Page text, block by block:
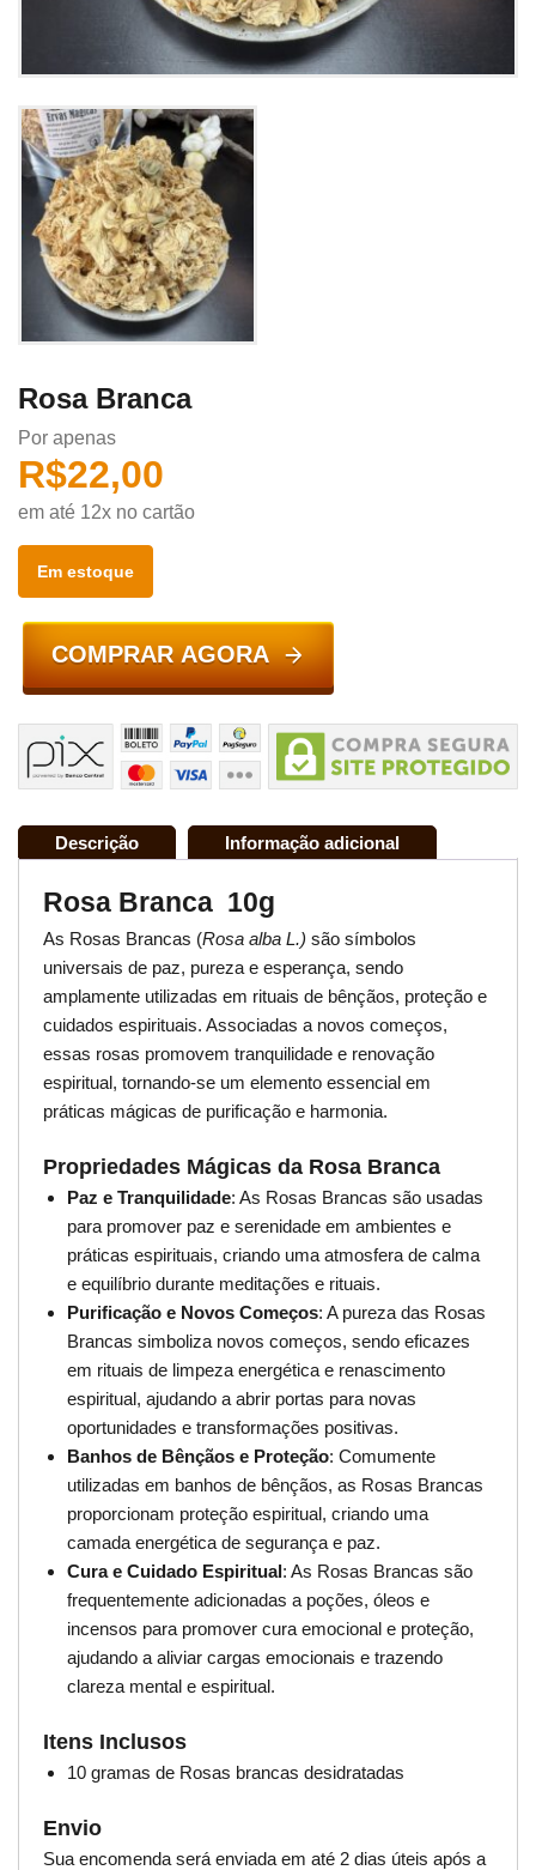
Rosa Branca
Por apenas
R$22,00
em até 12x no cartão
Em estoque
COMPRAR AGORA
Descrição Informação adicional
Rosa Branca 10g
As Rosas Brancas (Rosa alba L.) são símbolos
universais de paz, pureza e esperança, sendo
amplamente utilizadas em rituais de bênçãos, proteção e
cuidados espirituais. Associadas a novos começos,
essas rosas promovem tranquilidade e renovação
espiritual, tornando-se um elemento essencial em
práticas mágicas de purificação e harmonia.
Propriedades Mágicas da Rosa Branca
Paz e Tranquilidade: As Rosas Brancas são usadas
para promover paz e serenidade em ambientes e
práticas espirituais, criando uma atmosfera de calma
e equilíbrio durante meditações e rituais.
Purificação e Novos Começos: A pureza das Rosas
Brancas simboliza novos começos, sendo eficazes
em rituais de limpeza energética e renascimento
espiritual, ajudando a abrir portas para novas
oportunidades e transformações positivas.
Banhos de Bênçãos e Proteção: Comumente
utilizadas em banhos de bênçãos, as Rosas Brancas
proporcionam proteção espiritual, criando uma
camada energética de segurança e paz.
Cura e Cuidado Espiritual: As Rosas Brancas são
frequentemente adicionadas a poções, óleos e
incensos para promover cura emocional e proteção,
ajudando a aliviar cargas emocionais e trazendo
clareza mental e espiritual.
Itens Inclusos
10 gramas de Rosas brancas desidratadas
Envio
Sua encomenda será enviada em até 2 dias úteis após a